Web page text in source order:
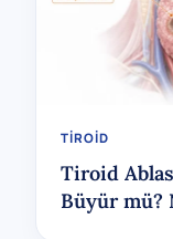
TIROID
Tiroid
Büyür mü?